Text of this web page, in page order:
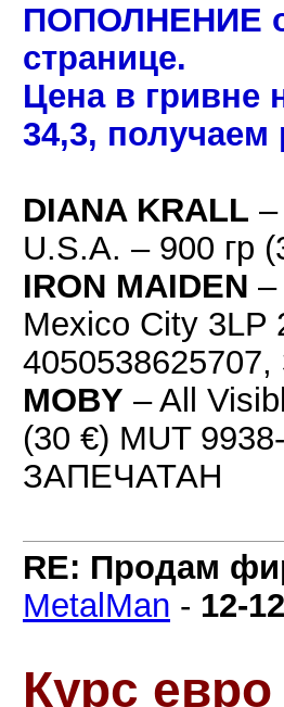
ПОПОЛНЕНИЕ
странице.
Цена в гривне
34,3, получаем
DIANA KRALL
U.S.A. – 900 гр
IRON MAIDEN –
Mexico City 3LP
MOBY – All
(30 €) MUT
ЗАПЕЧАТАН
RE: Продам
MetalMan - 12-
Курс евро